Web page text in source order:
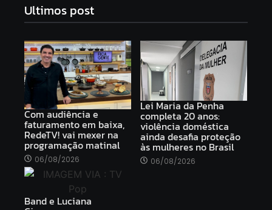
Ultimos post
Com audiência e
faturamento em baixa,
RedeTV! vai mexer na
programação matinal
06/08/2026
Lei Maria da Penha
completa 20 anos:
violência doméstica
ainda desafia proteção
às mulheres no Brasil
06/08/2026
Band e Luciana